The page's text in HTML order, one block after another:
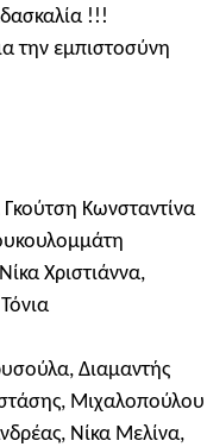
!!!
την εμπιστοσύνη
Κωνσταντίνα
Χριστιάννα,
Διαμαντής
Μιχαλοπούλου
Νίκα Μελίνα,